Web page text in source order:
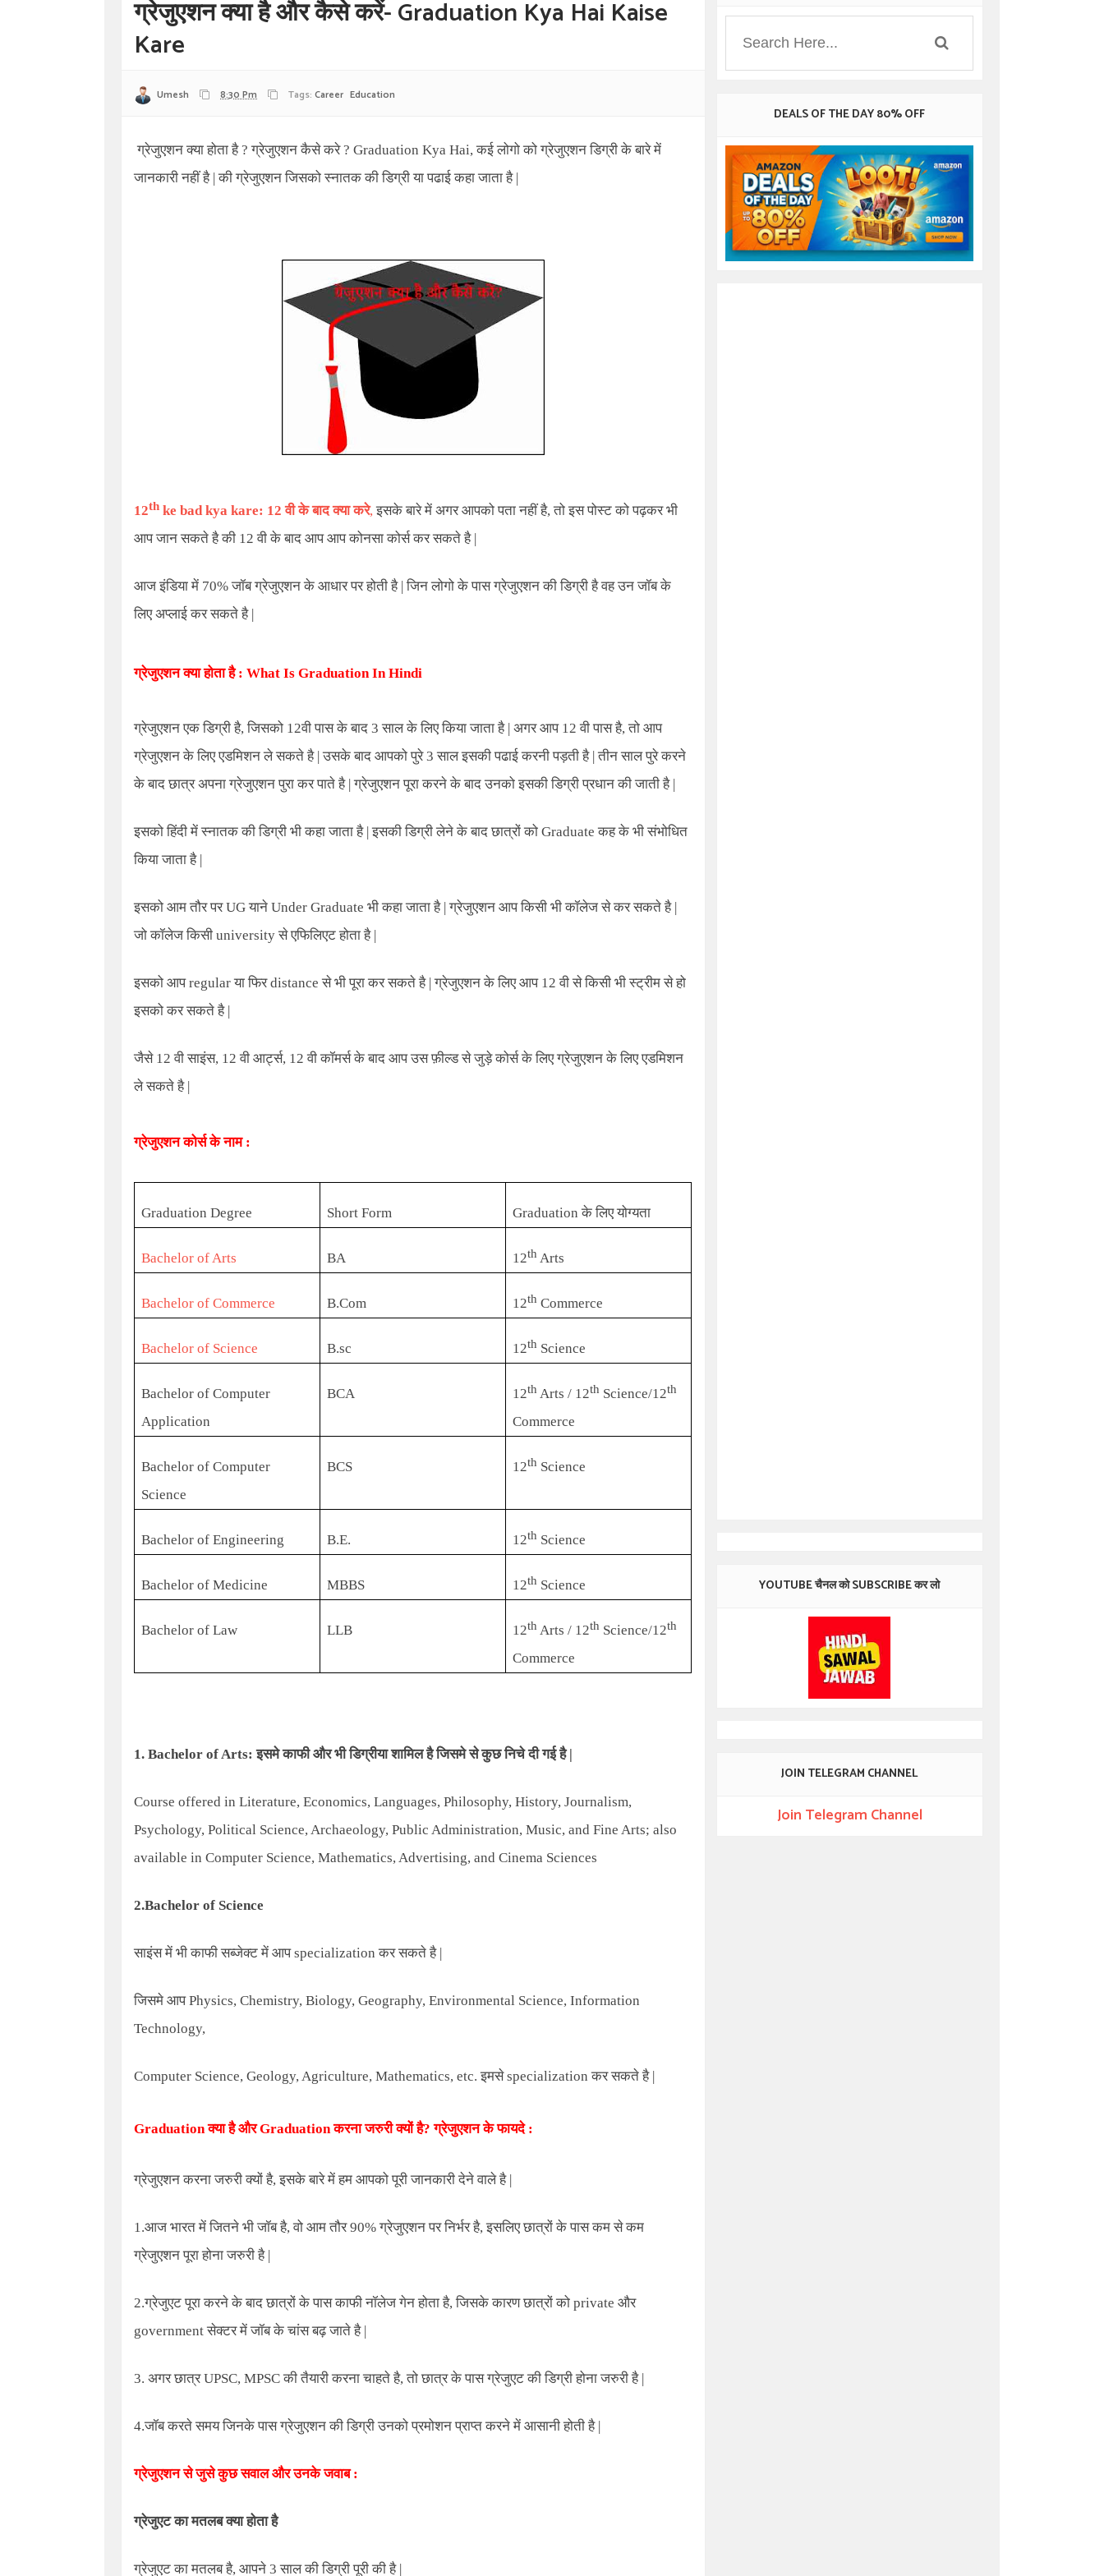
ग्रेजुएशन क्या है और कैसे करें- Graduation Kya Hai Kaise
Kare
Umesh 8:30 Pm Tags: Career Education
ग्रेजुएशन क्या होता है ? ग्रेजुएशन कैसे करे ? Graduation Kya Hai, कई लोगो को ग्रेजुएशन डिग्री के बारे में
जानकारी नहीं है | की ग्रेजुएशन जिसको स्नातक की डिग्री या पढाई कहा जाता है |
12th ke bad kya kare: 12 वी के बाद क्या करे, इसके बारे में अगर आपको पता नहीं है, तो इस पोस्ट को पढ़कर भी
आप जान सकते है की 12 वी के बाद आप आप कोनसा कोर्स कर सकते है |
आज इंडिया में 70% जॉब ग्रेजुएशन के आधार पर होती है | जिन लोगो के पास ग्रेजुएशन की डिग्री है वह उन जॉब के
लिए अप्लाई कर सकते है |
ग्रेजुएशन क्या होता है : What Is Graduation In Hindi
ग्रेजुएशन एक डिग्री है, जिसको 12वी पास के बाद 3 साल के लिए किया जाता है | अगर आप 12 वी पास है, तो आप
ग्रेजुएशन के लिए एडमिशन ले सकते है | उसके बाद आपको पुरे 3 साल इसकी पढाई करनी पड़ती है | तीन साल पुरे करने
के बाद छात्र अपना ग्रेजुएशन पुरा कर पाते है | ग्रेजुएशन पूरा करने के बाद उनको इसकी डिग्री प्रधान की जाती है |
इसको हिंदी में स्नातक की डिग्री भी कहा जाता है | इसकी डिग्री लेने के बाद छात्रों को Graduate कह के भी संभोधित
किया जाता है |
इसको आम तौर परUG याने Under Graduate भी कहा जाताहै | ग्रेजुएशन आप किसी भी कॉलेज से कर सकते है |
जो कॉलेज किसी university से एफिलिएट होता है |
इसको आप regular या फिर distance से भी पूरा कर सकते है | ग्रेजुएशन के लिए आप 12 वी से किसी भी स्ट्रीम से हो
इसको कर सकते है |
जैसे 12 वी साइंस, 12 वी आर्ट्स, 12 वी कॉमर्स के बाद आप उस फ़ील्ड से जुड़े कोर्स के लिए ग्रेजुएशन के लिए एडमिशन
ले सकते है |
ग्रेजुएशन कोर्स के नाम :
Graduation Degree Short Form Graduationके लिए योग्यता
Bachelor of Arts BA 12th Arts
Bachelor of Commerce B.Com 12th Commerce
Bachelor of Science B.sc 12th Science
Bachelor of Computer
Application
BCA 12th Arts / 12th Science/12th
Commerce
Bachelor of Computer
Science
BCS 12th Science
Bachelor of Engineering B.E. 12th Science
Bachelor of Medicine MBBS 12th Science
Bachelor of Law LLB 12th Arts / 12th Science/12th
Commerce
1. Bachelor of Arts:इसमे काफी और भी डिग्रीया शामिल है जिसमे से कुछ निचे दी गई है|
Course offered in Literature, Economics, Languages, Philosophy, History, Journalism,
Psychology, Political Science, Archaeology, Public Administration, Music, and Fine Arts; also
available in Computer Science, Mathematics, Advertising, and Cinema Sciences
2.Bachelor of Science
साइंस में भी काफी सब्जेक्ट में आपspecializationकर सकते है |
जिसमे आपPhysics, Chemistry, Biology, Geography, Environmental Science, Information
Technology,
Computer Science, Geology, Agriculture, Mathematics, etc.इमसेspecializationकर सकते है |
Graduationक्या है औरGraduationकरना जरुरी क्यों है? ग्रेजुएशन के फायदे :
ग्रेजुएशन करना जरुरी क्यों है, इसके बारे में हम आपको पूरी जानकारी देने वाले है |
1.आज भारत में जितने भी जॉब है, वो आम तौर 90% ग्रेजुएशन पर निर्भर है, इसलिए छात्रों के पास कम से कम
ग्रेजुएशन पूरा होना जरुरी है |
2.ग्रेजुएट पूरा करने के बाद छात्रों के पास काफी नॉलेज गेन होता है, जिसके कारण छात्रों को private और
government सेक्टर में जॉब के चांस बढ़ जाते है |
3. अगर छात्र UPSC, MPSC की तैयारी करना चाहते है, तो छात्र के पास ग्रेजुएट की डिग्री होना जरुरी है |
4.जॉब करते समय जिनके पास ग्रेजुएशन की डिग्री उनको प्रमोशन प्राप्त करने में आसानी होती है |
ग्रेजुएशन से जुसे कुछ सवाल और उनके जवाब :
ग्रेजुएट का मतलब क्या होता है
ग्रेजुएट का मतलब है, आपने 3 साल की डिग्री पूरी की है |
DEALS OF THE DAY 80% OFF
YOUTUBE चैनल को SUBSCRIBE कर लो
JOIN TELEGRAM CHANNEL
Join Telegram Channel